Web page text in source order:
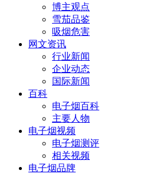
博主观点
雪茄品鉴
吸烟危害
网文资讯
行业新闻
企业动态
国际新闻
百科
电子烟百科
主要人物
电子烟视频
电子烟测评
相关视频
电子烟品牌